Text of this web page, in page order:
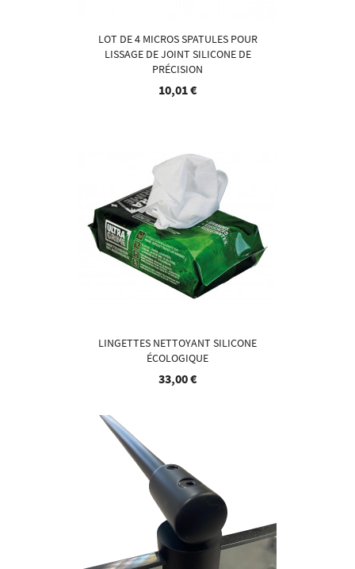
LOT DE 4 MICROS SPATULES POUR
LISSAGE DE JOINT SILICONE DE
PRÉCISION
10,01 €
LINGETTES NETTOYANT SILICONE
ÉCOLOGIQUE
33,00 €